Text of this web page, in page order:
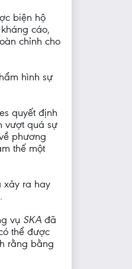
biện hộ
cáo,
chỉnh cho
hình sự
quyết định
vượt quá sự
phương
thế một
xảy ra hay
vụ SKA đã
thể được
rằng bằng